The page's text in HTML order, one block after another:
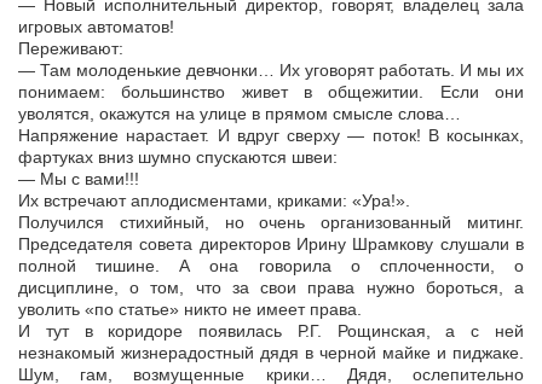
— Новый исполнительный директор, говорят, владелец зала
игровых автоматов!
Переживают:
— Там молоденькие девчонки… Их уговорят работать. И мы их
понимаем: большинство живет в общежитии. Если они
уволятся, окажутся на улице в прямом смысле слова…
Напряжение нарастает. И вдруг сверху — поток! В косынках,
фартуках вниз шумно спускаются швеи:
— Мы с вами!!!
Их встречают аплодисментами, криками: «Ура!».
Получился стихийный, но очень организованный митинг.
Председателя совета директоров Ирину Шрамкову слушали в
полной тишине. А она говорила о сплоченности, о
дисциплине, о том, что за свои права нужно бороться, а
уволить «по статье» никто не имеет права.
И тут в коридоре появилась Р.Г. Рощинская, а с ней
незнакомый жизнерадостный дядя в черной майке и пиджаке.
Шум, гам, возмущенные крики… Дядя, ослепительно